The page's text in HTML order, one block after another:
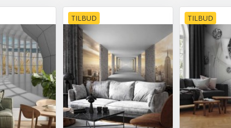
TILBUD TILBUD